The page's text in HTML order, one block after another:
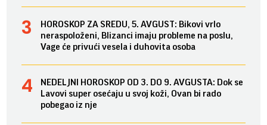
HOROSKOP ZA SREDU, 5. AVGUST: Bikovi vrlo
neraspoloženi, Blizanci imaju probleme na poslu,
Vage će privući vesela i duhovita osoba
NEDELJNI HOROSKOP OD 3. DO 9. AVGUSTA: Dok se
Lavovi super osećaju u svoj koži, Ovan bi rado
pobegao iz nje